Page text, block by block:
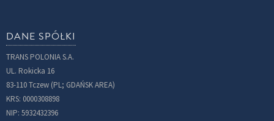
DANE SPÓŁKI
TRANS POLONIA S.A.
UL. Rokicka 16
83-110 Tczew (PL; GDAŃSK AREA)
KRS: 0000308898
NIP: 5932432396